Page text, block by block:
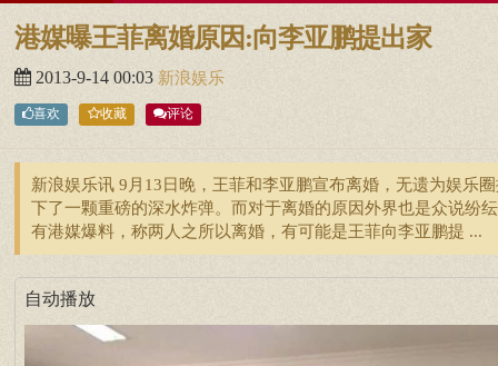
港媒曝王菲离婚原因:向李亚鹏提出家
2013-9-14 00:03 新浪娱乐
喜欢 收藏 评论
新浪娱乐讯 9月13日晚，王菲和李亚鹏宣布离婚，无遗为娱乐
下了一颗重磅的深水炸弹。而对于离婚的原因外界也是众说纷
有港媒爆料，称两人之所以离婚，有可能是王菲向李亚鹏提 ...
自动播放